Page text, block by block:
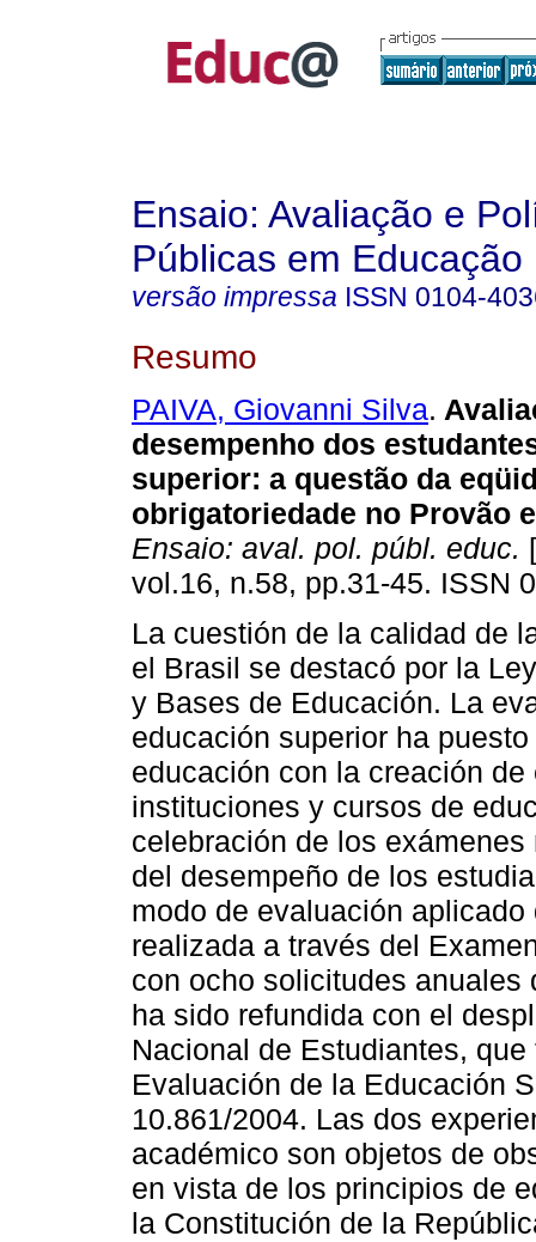
Ensaio: Avaliação e
Públicas em Educação
versão impressa ISSN 0104-
Resumo
PAIVA, Giovanni Silva.
desempenho dos
superior: a questão da
obrigatoriedade no Provão
Ensaio: aval. pol. públ. educ.
vol.16, n.58, pp.31-45. ISSN
La cuestión de la calidad de
el Brasil se destacó por la
y Bases de Educación. La
educación superior ha
educación con la creación
instituciones y cursos de
celebración de los
del desempeño de los
modo de evaluación
realizada a través del
con ocho solicitudes anuales
ha sido refundida con el
Nacional de Estudiantes,
Evaluación de la Educación
10.861/2004. Las dos
académico son objetos de
en vista de los principios de
la Constitución de la